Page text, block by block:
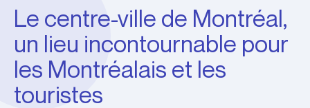
Le centre-ville de Montréal,
un lieu incontournable pour
les Montréalais et les
touristes